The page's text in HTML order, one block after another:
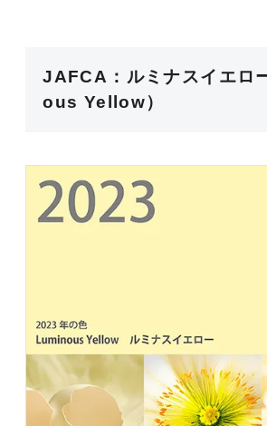
JAFCA：ルミナスイエロ
ous Yellow）